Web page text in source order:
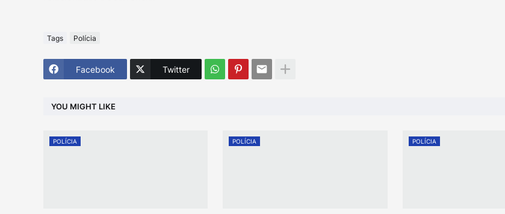
Tags Polícia
Facebook Twitter
YOU MIGHT LIKE
POLÍCIA POLÍCIA POLÍCIA